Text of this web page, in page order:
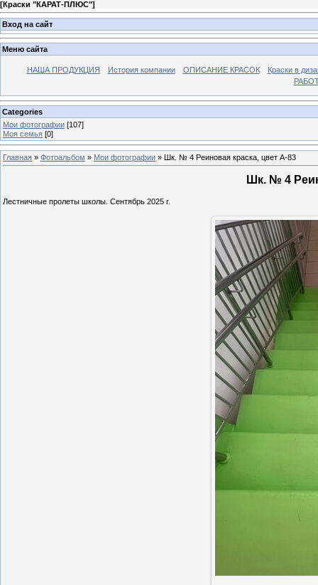
[Краски "КАРАТ-ПЛЮС"]
Вход на сайт
Меню сайта
НАША ПРОДУКЦИЯ История компании ОПИСАНИЕ КРАСОК
Краски в
Categories
Мои фотографии [107]
Моя семья [0]
Главная » Фотоальбом » Мои фотографии » Шк. № 4 Реиновая краска, цвет А-83
Шк. № 4
Лестничные пролеты школы. Сентябрь 2025 г.